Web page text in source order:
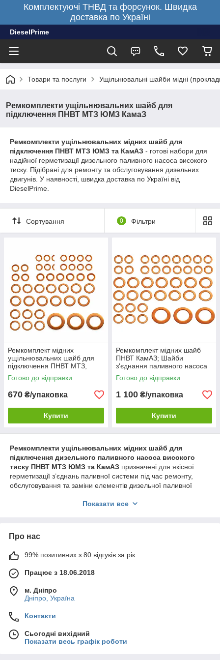
Комплектуючі ТНВД та форсунок. Швидка
доставка по Україні
DieselPrime
Товари та послуги Ущільнювальні шайби мідні
Ремкомплекти ущільнювальних шайб для
підключення ПНВТ МТЗ ЮМЗ КамаЗ
Ремкомплекти ущільнювальних мідних шайб для
підключення ПНВТ МТЗ ЮМЗ та КамАЗ - готові набори для
надійної герметизації дизельного паливного насоса високого
тиску. Підібрані для ремонту та обслуговування дизельних
двигунів. У наявності, швидка доставка по Україні від
DieselPrime.
Сортування 0 Фільтри
Ремкомплект мідних
ущільнювальних шайб для
підключення ПНВТ МТЗ,
ЮМЗ - купити, ціна, в
наявності, доставка по
Готово до відправки
670 ₴/упаковка
Купити
Ремкомплект мідних шайб
ПНВТ КамАЗ; Шайби
з'єднання паливного насоса
високого тиску КамАЗ;
Готово до відправки
1 100 ₴/упаковка
Купити
Ремкомплекти ущільнювальних мідних шайб для
підключення дизельного паливного насоса високого
тиску ПНВТ МТЗ ЮМЗ та КамАЗ призначені для якісної
герметизації з’єднань паливної системи під час ремонту,
обслуговування та заміни елементів дизельної паливної
До кожного комплекту входятьмідні ущільнювальні шайби
з’єднань. Мідь забезпечує стабільну роботу в умовах високого
паливом.
Основні переваги комплектів мідних шайб:
стійкість до високого тиску та температурних
сумісність з дизельними ПНВТ МТЗ, КамАЗ та
зручний формат - усі потрібні розміри в одному
Показати все
Про нас
99% позитивних з 80 відгуків за рік
Працює з 18.06.2018
м. Дніпро
Дніпро, Україна
Контакти
Сьогодні вихідний
Показати весь графік роботи